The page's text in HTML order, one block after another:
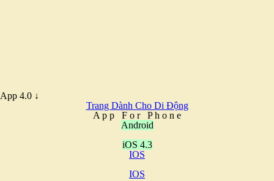
App 4.0 ↓
Trang Dành Cho Di Động
A p p F o r P h o n e
Android
iOS 4.3
IOS
IOS